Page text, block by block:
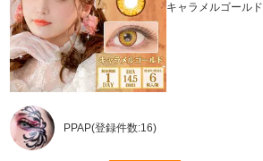
キャラメルゴールド
PPAP(登録件数:16)